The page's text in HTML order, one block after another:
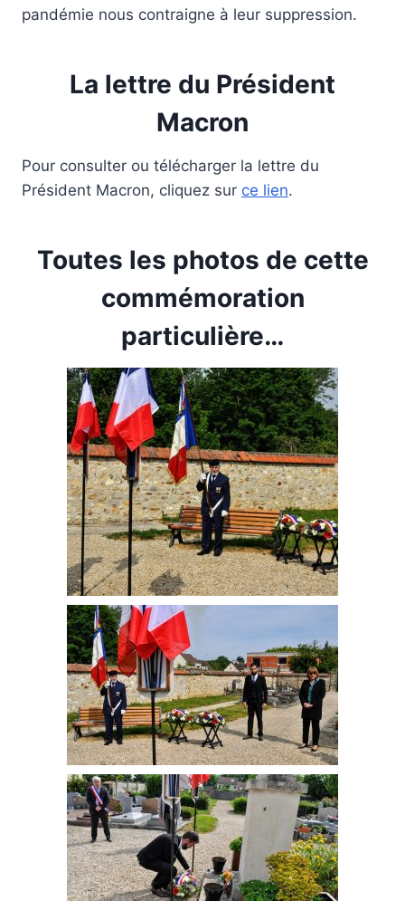
pandémie nous contraigne à leur suppression.
La lettre du Président
Macron
Pour consulter ou télécharger la lettre du
Président Macron, cliquez sur ce lien.
Toutes les photos de cette
commémoration
particulière…